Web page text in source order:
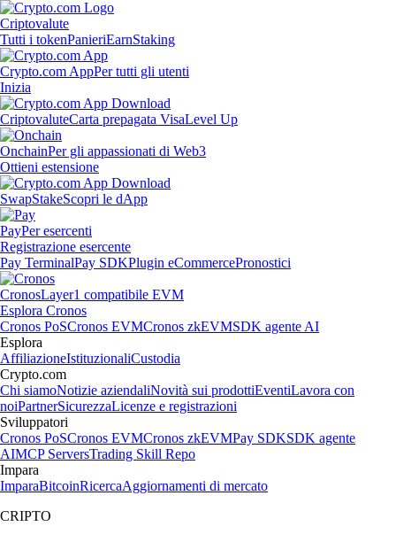
Criptovalute
Tutti i tokenPanieriEarnStaking
Crypto.com AppPer tutti gli utenti
Inizia
CriptovaluteCarta prepagata VisaLevel Up
OnchainPer gli appassionati di Web3
Ottieni estensione
SwapStakeScopri le dApp
PayPer esercenti
Registrazione esercente
Pay TerminalPay SDKPlugin eCommercePronostici
CronosLayer1 compatibile EVM
Esplora Cronos
Cronos PoSCronos EVMCronos zkEVMSDK agente AI
Esplora
AffiliazioneIstituzionaliCustodia
Crypto.com
Chi siamoNotizie aziendaliNovità sui prodottiEventiLavora con
noiPartnerSicurezzaLicenze e registrazioni
Sviluppatori
Cronos PoSCronos EVMCronos zkEVMPay SDKSDK agente
AIMCP ServersTrading Skill Repo
Impara
ImparaBitcoinRicercaAggiornamenti di mercato
CRIPTO